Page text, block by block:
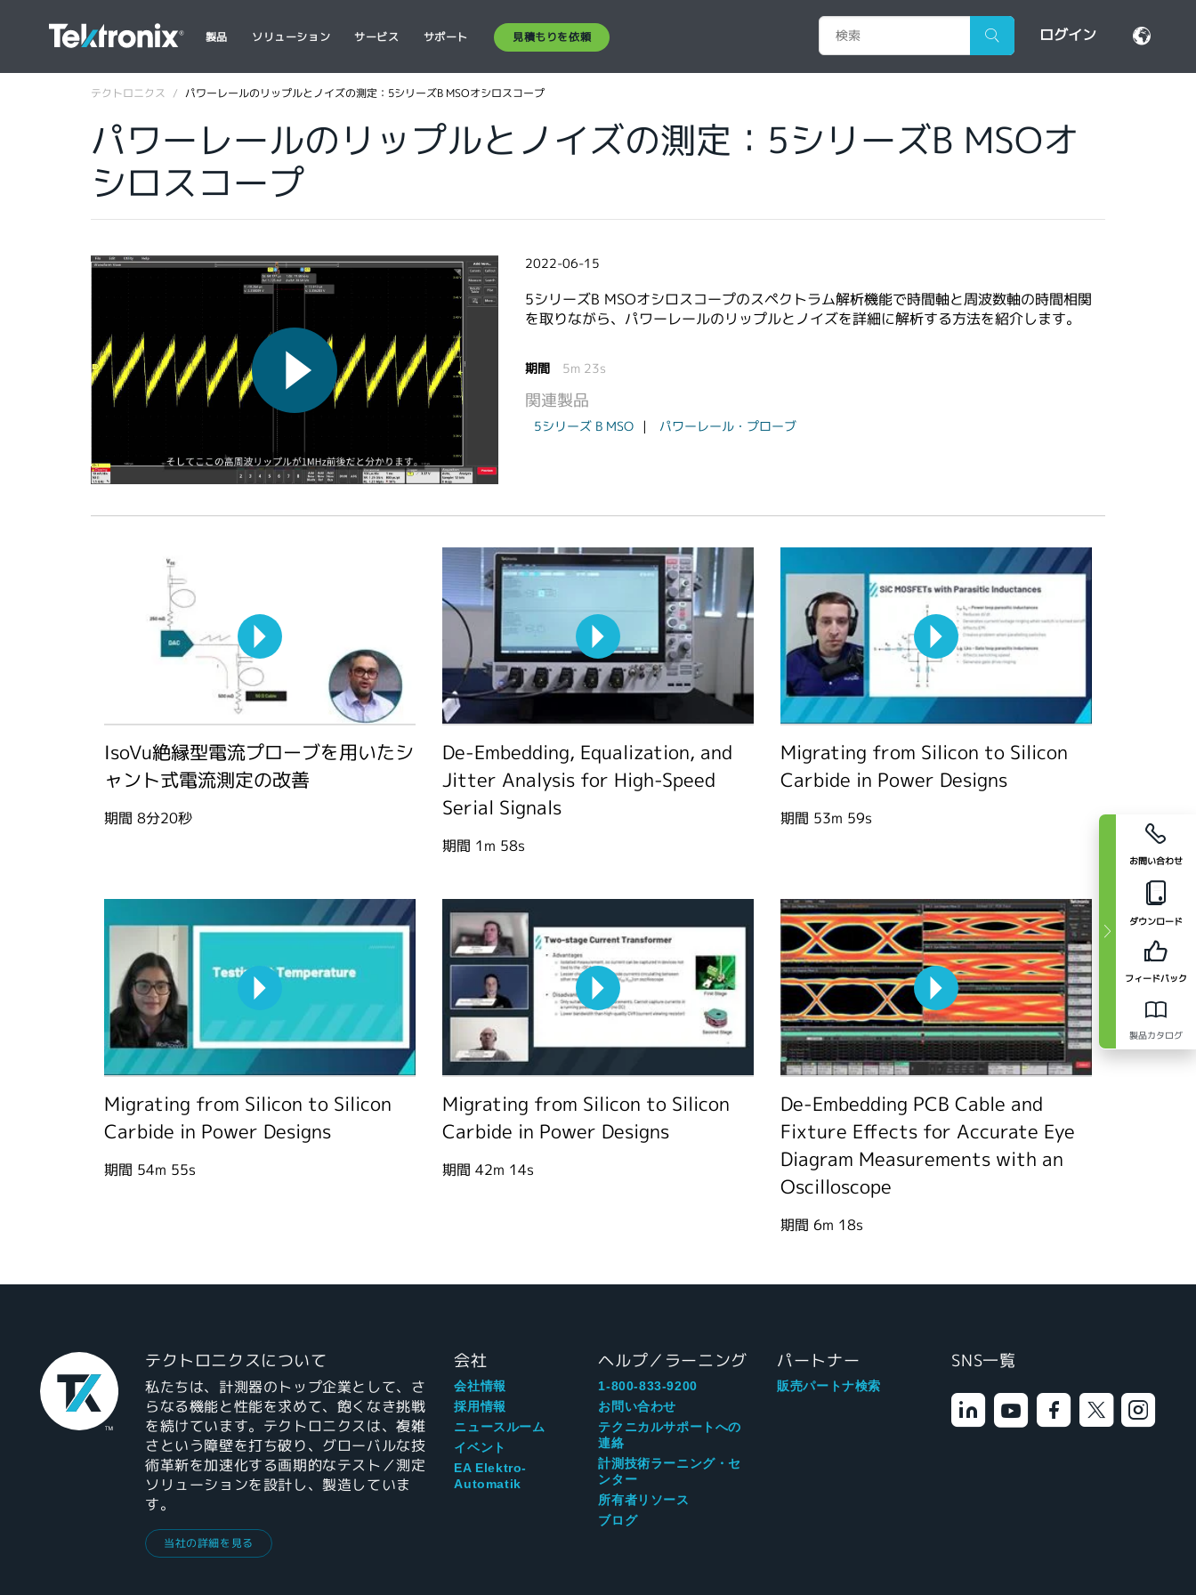
製品 ソリューション サービス サポート 見積もりを依頼 ログイン
お問い合わせ
ダウンロード
フィードバック
製品カタログ
テクトロニクス パワーレールのリップルとノイズの測定：5シリーズB MSOオシロスコープ
パワーレールのリップルとノイズの測定：5シリーズB MSOオ
シロスコープ
2022-06-15
5シリーズB MSOオシロスコープのスペクトラム解析機能で時間軸と周波数軸の時間相関
を取りながら、パワーレールのリップルとノイズを詳細に解析する方法を紹介します。
期間 5m 23s
関連製品
5シリーズ B MSO パワーレール・プローブ
IsoVu絶縁型電流プローブを用いたシ
ャント式電流測定の改善
期間 8分20秒
De-Embedding, Equalization, and
Jitter Analysis for High-Speed
Serial Signals
期間 1m 58s
Migrating from Silicon to Silicon
Carbide in Power Designs
期間 53m 59s
Migrating from Silicon to Silicon
Carbide in Power Designs
期間 54m 55s
Migrating from Silicon to Silicon
Carbide in Power Designs
期間 42m 14s
De-Embedding PCB Cable and
Fixture Effects for Accurate Eye
Diagram Measurements with an
Oscilloscope
期間 6m 18s
テクトロニクスについて
私たちは、計測器のトップ企業として、さ
らなる機能と性能を求めて、飽くなき挑戦
を続けています。テクトロニクスは、複雑
さという障壁を打ち破り、グローバルな技
術革新を加速化する画期的なテスト／測定
ソリューションを設計し、製造していま
す。
当社の詳細を見る
会社
会社情報
採用情報
ニュースルーム
イベント
EA Elektro-
Automatik
ヘルプ／ラーニング
1-800-833-9200
お問い合わせ
テクニカルサポートへの
連絡
計測技術ラーニング・セ
ンター
所有者リソース
ブログ
パートナー
販売パートナ検索
SNS一覧